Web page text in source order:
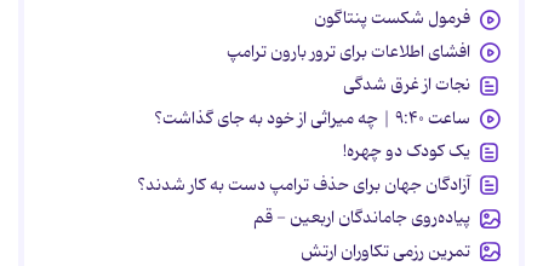
فرمول شکست پنتاگون
افشای اطلاعات برای ترور بارون ترامپ
نجات از غرق شدگی
ساعت ۹:۴۰ | چه میراثی از خود به جای گذاشت؟
یک کودک دو چهره!
آزادگان جهان برای حذف ترامپ دست به کار شدند؟
پیاده‌روی جاماندگان اربعین - قم
تمرین رزمی تکاوران ارتش